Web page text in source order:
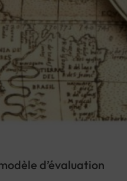
d’évaluation